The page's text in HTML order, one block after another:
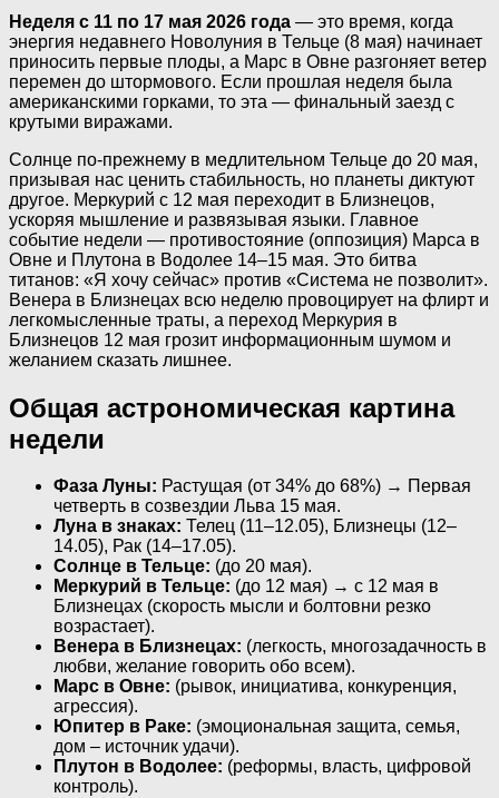
Неделя с 11 по 17 мая 2026 года — это время, когда
энергия недавнего Новолуния в Тельце (8 мая) начинает
приносить первые плоды, а Марс в Овне разгоняет ветер
перемен до штормового. Если прошлая неделя была
американскими горками, то эта — финальный заезд с
крутыми виражами.
Солнце по-прежнему в медлительном Тельце до 20 мая,
призывая нас ценить стабильность, но планеты диктуют
другое. Меркурий с 12 мая переходит в Близнецов,
ускоряя мышление и развязывая языки. Главное
событие недели — противостояние (оппозиция) Марса в
Овне и Плутона в Водолее 14–15 мая. Это битва
титанов: «Я хочу сейчас» против «Система не позволит».
Венера в Близнецах всю неделю провоцирует на флирт и
легкомысленные траты, а переход Меркурия в
Близнецов 12 мая грозит информационным шумом и
желанием сказать лишнее.
Общая астрономическая картина
недели
Фаза Луны: Растущая (от 34% до 68%) → Первая
четверть в созвездии Льва 15 мая.
Луна в знаках: Телец (11–12.05), Близнецы (12–
14.05), Рак (14–17.05).
Солнце в Тельце: (до 20 мая).
Меркурий в Тельце: (до 12 мая) → с 12 мая в
Близнецах (скорость мысли и болтовни резко
возрастает).
Венера в Близнецах: (легкость, многозадачность в
любви, желание говорить обо всем).
Марс в Овне: (рывок, инициатива, конкуренция,
агрессия).
Юпитер в Раке: (эмоциональная защита, семья,
дом – источник удачи).
Плутон в Водолее: (реформы, власть, цифровой
контроль).